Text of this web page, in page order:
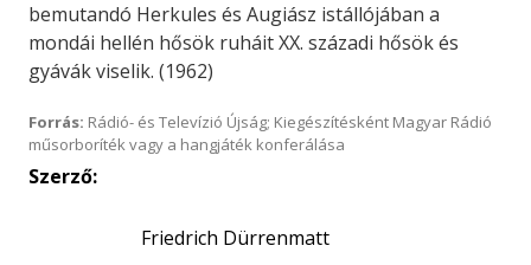
bemutandó Herkules és Augiász istállójában a
mondái hellén hősök ruháit XX. századi hősök és
gyávák viselik. (1962)
Forrás: Rádió- és Televízió Újság; Kiegészítésként Magyar Rádió
műsorboríték vagy a hangjáték konferálása
Szerző:
Friedrich Dürrenmatt